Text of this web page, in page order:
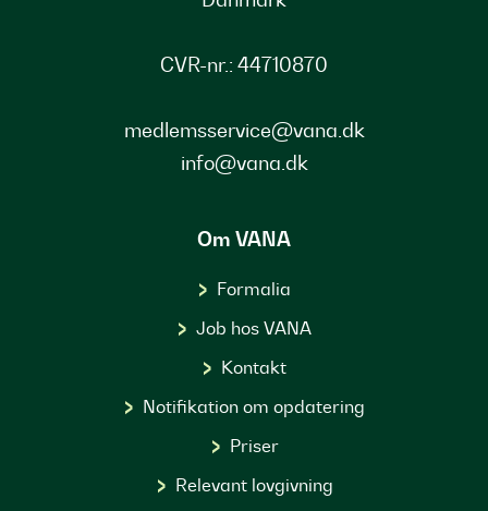
CVR-nr.: 44710870
medlemsservice@vana.dk
info@vana.dk
Om VANA
Formalia
Job hos VANA
Kontakt
Notifikation om opdatering
Priser
Relevant lovgivning